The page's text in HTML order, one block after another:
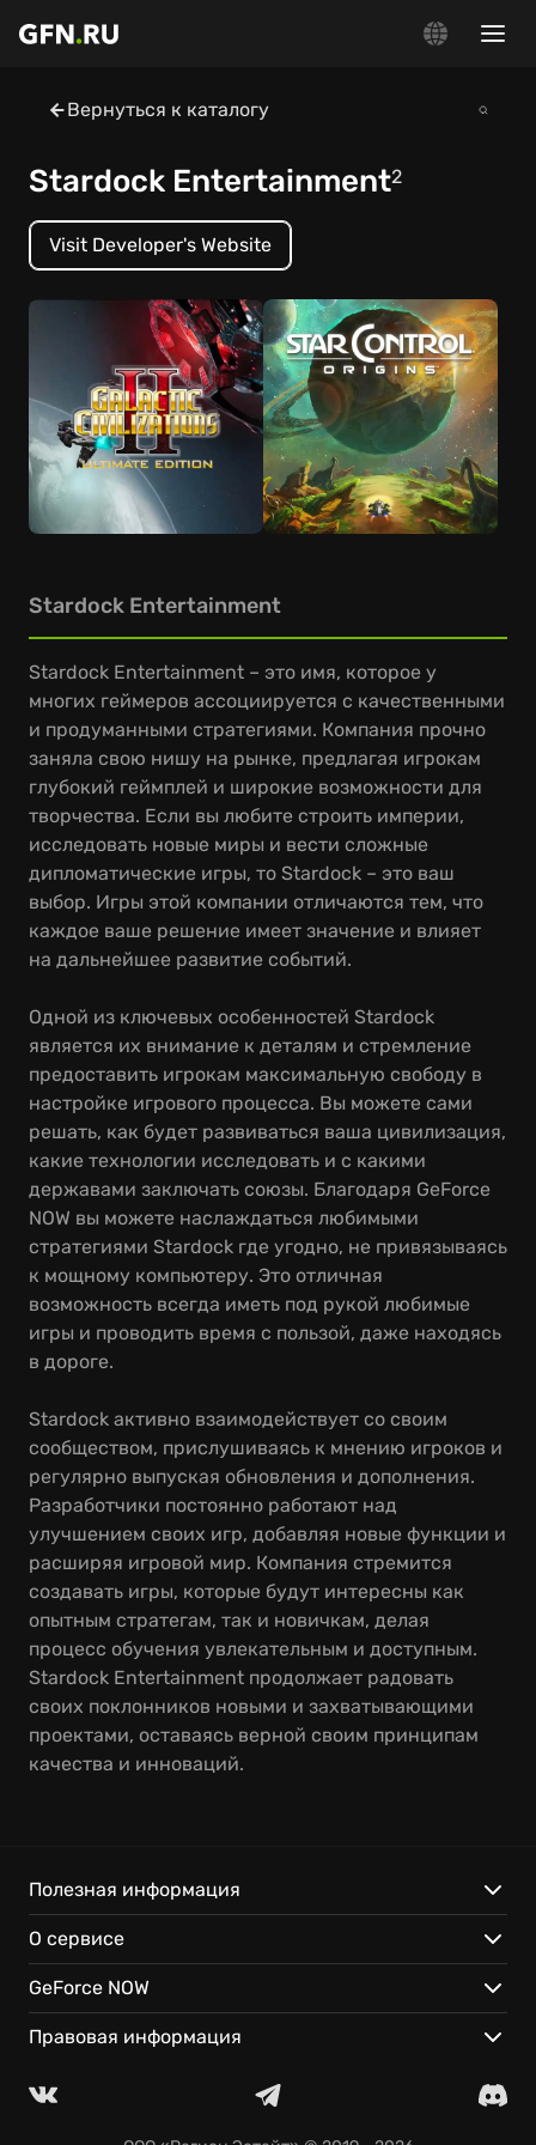
Вернуться к каталогу
Stardock Entertainment2
Visit Developer's Website
Stardock Entertainment
Stardock Entertainment – это имя, которое у
многих геймеров ассоциируется с качественными
и продуманными стратегиями. Компания прочно
заняла свою нишу на рынке, предлагая игрокам
глубокий геймплей и широкие возможности для
творчества. Если вы любите строить империи,
исследовать новые миры и вести сложные
дипломатические игры, то Stardock – это ваш
выбор. Игры этой компании отличаются тем, что
каждое ваше решение имеет значение и влияет
на дальнейшее развитие событий.
Одной из ключевых особенностей Stardock
является их внимание к деталям и стремление
предоставить игрокам максимальную свободу в
настройке игрового процесса. Вы можете сами
решать, как будет развиваться ваша цивилизация,
какие технологии исследовать и с какими
державами заключать союзы. Благодаря GeForce
NOW вы можете наслаждаться любимыми
стратегиями Stardock где угодно, не привязываясь
к мощному компьютеру. Это отличная
возможность всегда иметь под рукой любимые
игры и проводить время с пользой, даже находясь
в дороге.
Stardock активно взаимодействует со своим
сообществом, прислушиваясь к мнению игроков и
регулярно выпуская обновления и дополнения.
Разработчики постоянно работают над
улучшением своих игр, добавляя новые функции и
расширяя игровой мир. Компания стремится
создавать игры, которые будут интересны как
опытным стратегам, так и новичкам, делая
процесс обучения увлекательным и доступным.
Stardock Entertainment продолжает радовать
своих поклонников новыми и захватывающими
проектами, оставаясь верной своим принципам
качества и инноваций.
Полезная информация
О сервисе
GeForce NOW
Правовая информация